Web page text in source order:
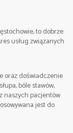
to dobrze
usług związanych
oraz doświadczenie
bóle stawów,
naszych pacjentów
jest do